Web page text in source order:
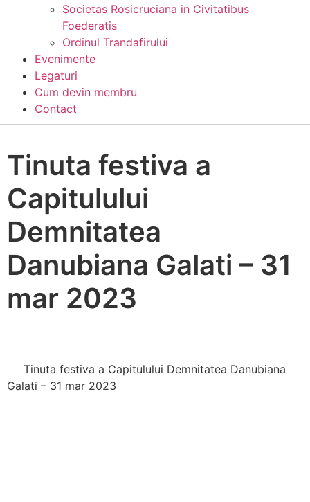
Societas Rosicruciana in Civitatibus
Foederatis
Ordinul Trandafirului
Evenimente
Legaturi
Cum devin membru
Contact
Tinuta festiva a
Capitulului
Demnitatea
Danubiana Galati – 31
mar 2023
Tinuta festiva a Capitulului Demnitatea Danubiana
Galati – 31 mar 2023